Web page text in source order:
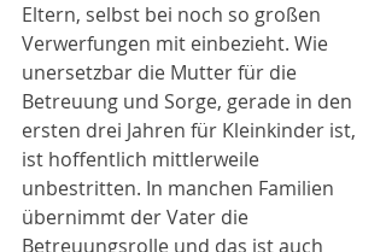
Eltern, selbst bei noch so großen
Verwerfungen mit einbezieht. Wie
unersetzbar die Mutter für die
Betreuung und Sorge, gerade in den
ersten drei Jahren für Kleinkinder ist,
ist hoffentlich mittlerweile
unbestritten. In manchen Familien
übernimmt der Vater die
Betreuungsrolle und das ist auch